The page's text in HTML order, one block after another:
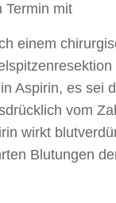
Termin mit
einem
Aspirin, es sei
vom
wirkt
Blutungen